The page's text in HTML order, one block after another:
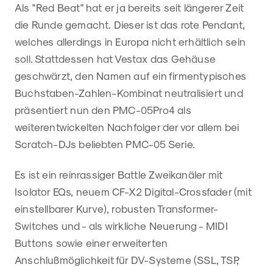
Als "Red Beat" hat er ja bereits seit längerer Zeit
die Runde gemacht. Dieser ist das rote Pendant,
welches allerdings in Europa nicht erhältlich sein
soll. Stattdessen hat Vestax das Gehäuse
geschwärzt, den Namen auf ein firmentypisches
Buchstaben-Zahlen-Kombinat neutralisiert und
präsentiert nun den PMC-05Pro4 als
weiterentwickelten Nachfolger der vor allem bei
Scratch-DJs beliebten PMC-05 Serie.
Es ist ein reinrassiger Battle Zweikanäler mit
Isolator EQs, neuem CF-X2 Digital-Crossfader (mit
einstellbarer Kurve), robusten Transformer-
Switches und - als wirkliche Neuerung - MIDI
Buttons sowie einer erweiterten
Anschlußmöglichkeit für DV-Systeme (SSL, TSP,